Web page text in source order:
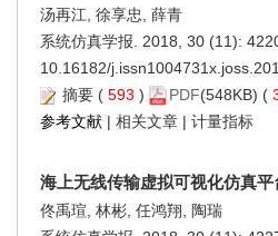
汤再江, 徐享忠, 薛青
系统仿真学报. 2018, 30 (11):
10.16182/
摘要 ( 593 ) PDF(548KB) (
参考文献 | 相关文章 | 计量指标
海上无线传输虚拟可视化仿真
佟禹瑄, 林彬, 任鸿翔, 陶瑞